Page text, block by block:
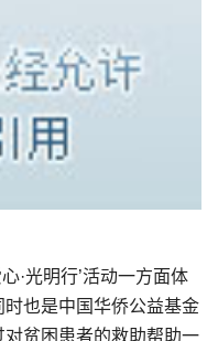
·光明行’活动一方面体
也是中国华侨公益基金
贫困患者的救助帮助一